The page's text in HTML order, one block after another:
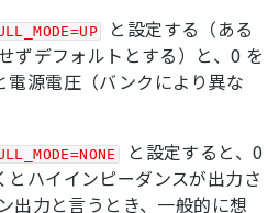
と設定する（ある
ずデフォルトとする）と、0 を
電源電圧（バンクにより異な
と設定すると、0
とハイインピーダンスが出力さ
出力と言うとき、一般的に想